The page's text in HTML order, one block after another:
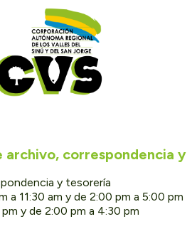
archivo, correspondencia y
y tesorería
a 11:30 am y de 2:00 pm a 5:00 pm
y de 2:00 pm a 4:30 pm